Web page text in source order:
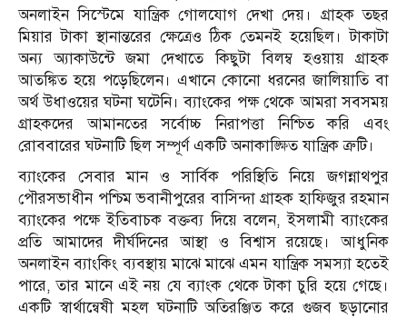
অনলাইন সিস্টেমে যান্ত্রিক গোলযোগ দেখা দেয়। গ্রাহক তছর
মিয়ার টাকা স্থানান্তরের ক্ষেত্রেও ঠিক তেমনই হয়েছিল। টাকাটা
অন্য অ্যাকাউন্টে জমা দেখাতে কিছুটা বিলম্ব হওয়ায় গ্রাহক
আতঙ্কিত হয়ে পড়েছিলেন। এখানে কোনো ধরনের জালিয়াতি বা
অর্থ উধাওয়ের ঘটনা ঘটেনি। ব্যাংকের পক্ষ থেকে আমরা সবসময়
গ্রাহকদের আমানতের সর্বোচ্চ নিরাপত্তা নিশ্চিত করি এবং
রোববারের ঘটনাটি ছিল সম্পূর্ণ একটি অনাকাঙ্ক্ষিত যান্ত্রিক ত্রুটি।
ব্যাংকের সেবার মান ও সার্বিক পরিস্থিতি নিয়েজগন্নাথপুর
পৌরসভাধীন পশ্চিম ভবানীপুরের বাসিন্দা গ্রাহক হাফিজুর রহমান
ব্যাংকের পক্ষে ইতিবাচক বক্তব্য দিয়ে বলেন, ইসলামী ব্যাংকের
প্রতি আমাদের দীর্ঘদিনের আস্থা ও বিশ্বাস রয়েছে। আধুনিক
অনলাইন ব্যাংকিং ব্যবস্থায় মাঝে মাঝে এমন যান্ত্রিক সমস্যা হতেই
পারে, তার মানে এই নয় যে ব্যাংক থেকে টাকা চুরি হয়ে গেছে।
একটি স্বার্থান্বেষী মহল ঘটনাটি অতিরঞ্জিত করে গুজব ছড়ানোর